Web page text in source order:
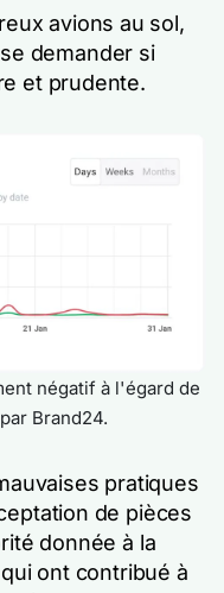
avions au sol,
demander si
et prudente.
négatif à l'égard de
Brand24.
pratiques
de pièces
donnée à la
ont contribué à